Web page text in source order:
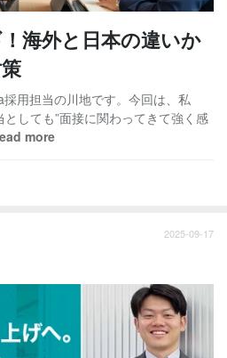
海外と日本の違いか
用担当の川地です。今回は、私
としても”面接に関わってきて強く感
more
2025-09-17